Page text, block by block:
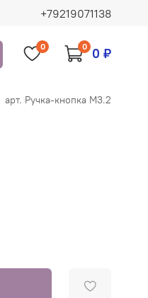
+79219071138
0 0 0 ₽
арт. Ручка-кнопка М3.2